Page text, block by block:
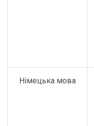
Німецька мова